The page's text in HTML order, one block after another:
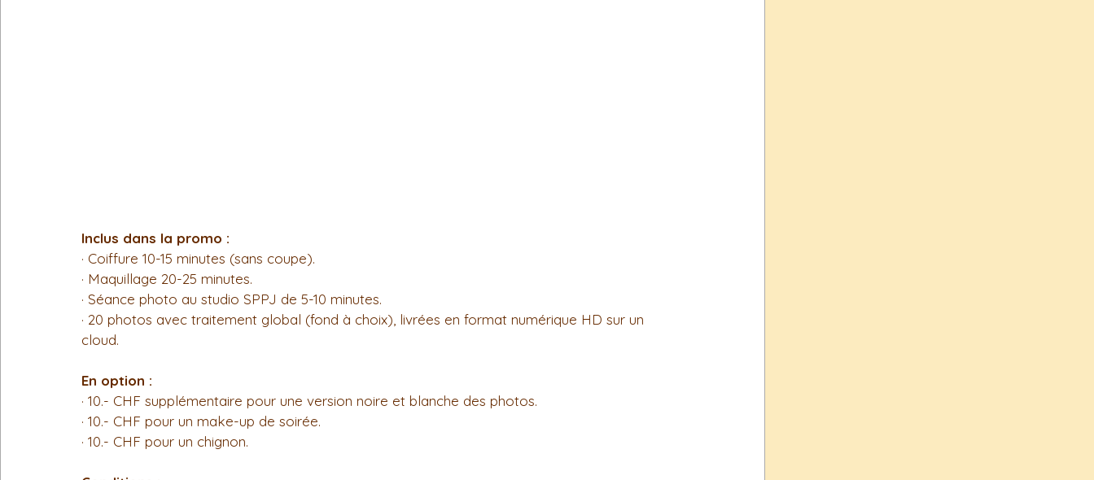
Inclus dans la promo :
· Coiffure 10-15 minutes (sans coupe).
· Maquillage 20-25 minutes.
· Séance photo au studio SPPJ de 5-10 minutes.
· 20 photos avec traitement global (fond à choix), livrées en format numérique HD sur un
cloud.
En option :
· 10.- CHF supplémentaire pour une version noire et blanche des photos.
· 10.- CHF pour un make-up de soirée.
· 10.- CHF pour un chignon.